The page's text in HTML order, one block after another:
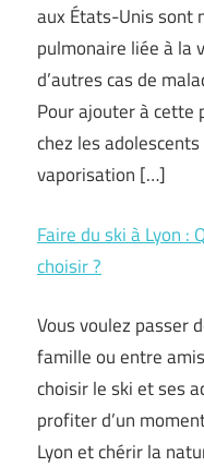
aux États-Unis sont
pulmonaire liée à la
d’autres cas de
Pour ajouter à cette
chez les
vaporisation […]
Faire du ski à Lyon :
choisir ?
Vous voulez passer
famille ou entre
choisir le ski et ses
profiter d’un
Lyon et chérir la